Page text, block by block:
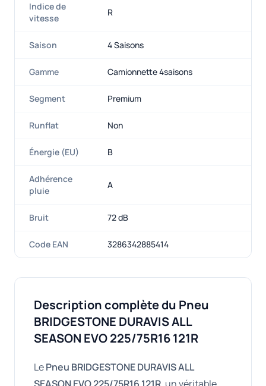
Indice de
vitesse
R
Saison 4 Saisons
Gamme Camionnette 4saisons
Segment Premium
Runflat Non
Énergie (EU) B
Adhérence
pluie
A
Bruit 72 dB
Code EAN 3286342885414
Description complète du Pneu
BRIDGESTONE DURAVIS ALL
SEASON EVO 225/75R16 121R
LePneu BRIDGESTONE DURAVIS ALL